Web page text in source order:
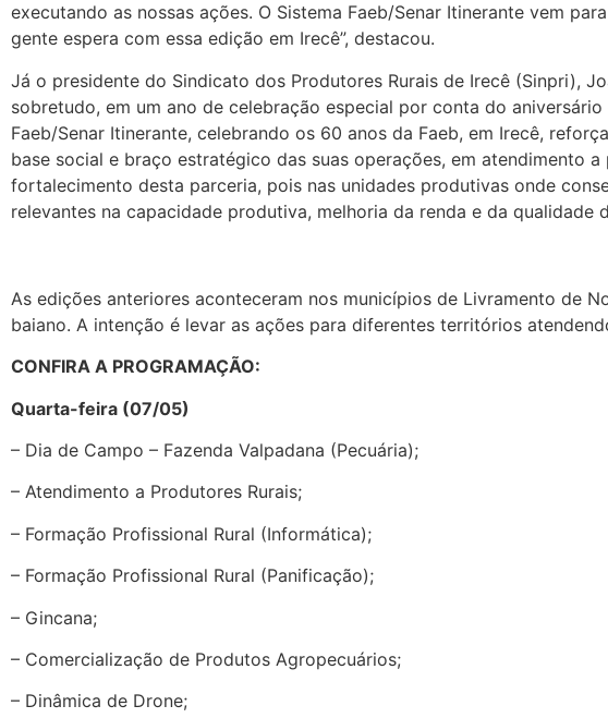
executando as nossas ações. O Sistema Faeb/Senar Itinerante vem
gente espera com essa edição em Irecê”, destacou.
Já o presidente do Sindicato dos Produtores Rurais de Irecê (Sinpri),
sobretudo, em um ano de celebração especial por conta do
Faeb/Senar Itinerante, celebrando os 60 anos da Faeb, em Irecê,
base social e braço estratégico das suas operações, em atendimento
fortalecimento desta parceria, pois nas unidades produtivas onde
relevantes na capacidade produtiva, melhoria da renda e da qualidade
As edições anteriores aconteceram nos municípios de Livramento de
baiano. A intenção é levar as ações para diferentes territórios
CONFIRA A PROGRAMAÇÃO:
Quarta-feira (07/05)
– Dia de Campo – Fazenda Valpadana (Pecuária);
– Atendimento a Produtores Rurais;
– Formação Profissional Rural (Informática);
– Formação Profissional Rural (Panificação);
– Gincana;
– Comercialização de Produtos Agropecuários;
– Dinâmica de Drone;